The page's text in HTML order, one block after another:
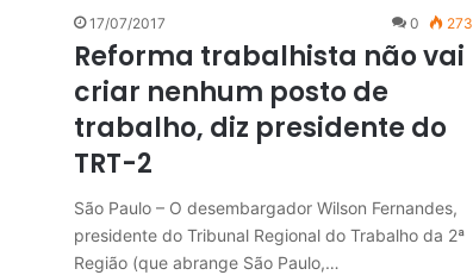
17/07/2017 0 273
Reforma trabalhista não vai
criar nenhum posto de
trabalho, diz presidente do
TRT-2
São Paulo – O desembargador Wilson Fernandes,
presidente do Tribunal Regional do Trabalho da 2ª
Região (que abrange São Paulo,…